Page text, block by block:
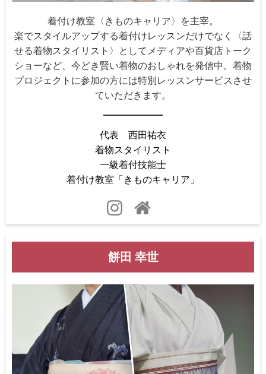
着付け教室〈きものキャリア〉を主宰。
楽でスタイルアップする着付けレッスンだけでなく〈話
せる着物スタイリスト〉としてメディアや百貨店トーク
ショーなど、今どき賢い着物のおしゃれを発信中。着物
プロジェクトに参加の方には特別レッスンサービスさせ
ていただきます。
代表 西田祐衣
着物スタイリスト
一級着付技能士
着付け教室「きものキャリア」
餅田 幸世